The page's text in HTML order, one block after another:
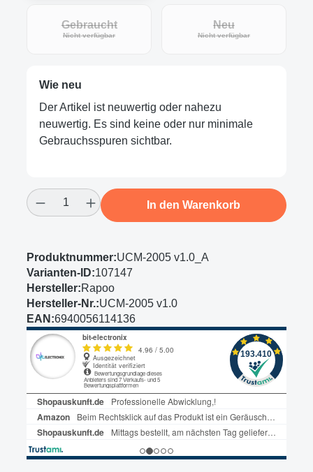
Gebraucht
Nicht verfügbar(Diese Option ist zurzeit nicht verfügbar.)
Neu
Nicht verfügbar(Diese Option ist
Wie neu
Der Artikel ist neuwertig oder nahezu
neuwertig. Es sind keine oder nur minimale
Gebrauchsspuren sichtbar.
Produkt Anzahl: Gib den gewünschten
In den Warenkorb
Produktnummer:UCM-2005 v1.0_A
Varianten-ID:107147
Hersteller:Rapoo
Hersteller-Nr.:UCM-2005 v1.0
EAN:6940056114136